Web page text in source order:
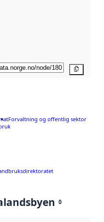
Forvaltning og offentlig sektor
0